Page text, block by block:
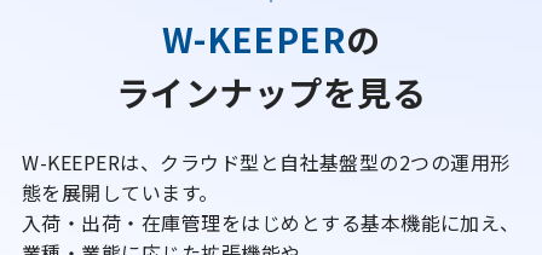
W-KEEPERの
ラインナップを見る
W-KEEPERは、クラウド型と自社基盤型の2つの運用形
態を展開しています。
入荷・出荷・在庫管理をはじめとする基本機能に加え、